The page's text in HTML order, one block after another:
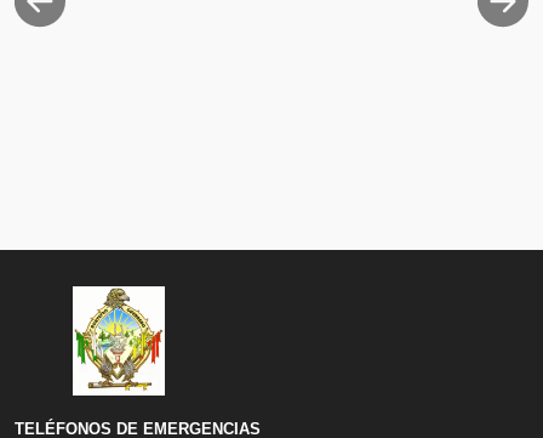
Previous Next
TELÉFONOS DE EMERGENCIAS